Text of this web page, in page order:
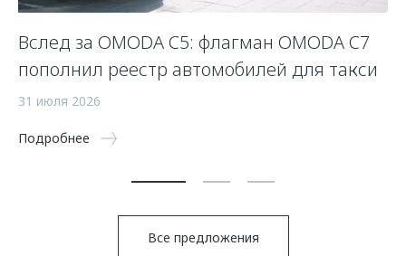
Вслед за OMODA C5: флагман OMODA C7
пополнил реестр автомобилей для такси
31 июля 2026
Подробнее
Все предложения